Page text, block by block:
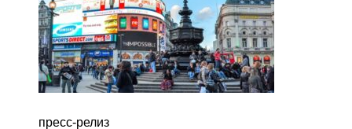
пресс-релиз